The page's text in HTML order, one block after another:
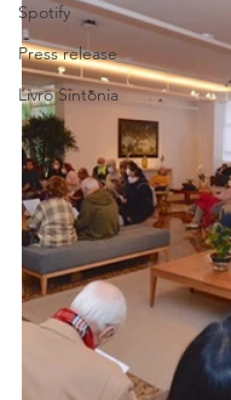
Spotify
Press release
Livro Sintonia